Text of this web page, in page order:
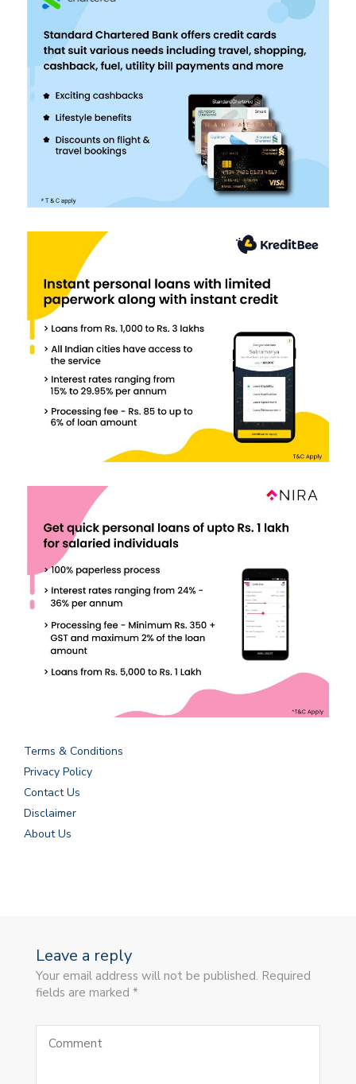
Terms & Conditions
Privacy Policy
Contact Us
Disclaimer
About Us
Leave a reply
Your email address will not be published. Required
fields are marked *